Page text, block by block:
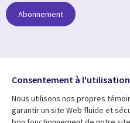
Abonnement
Suivez-nous
Social
Media
Consentement à
Nous utilisons nos propres
garantir un site Web fluide et